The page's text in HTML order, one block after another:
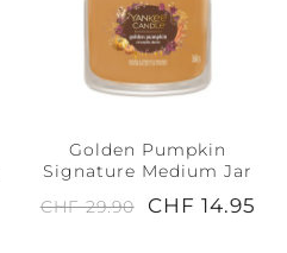
Golden Pumpkin
Signature Medium Jar
CHF 29.90
CHF 14.95